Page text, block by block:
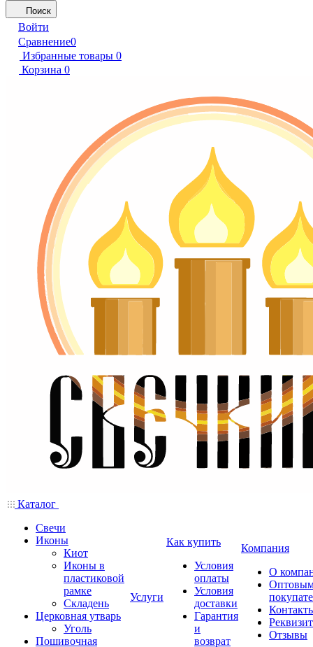
Поиск
Войти
Сравнение0
Избранные товары 0
Корзина 0
Каталог
Свечи
Иконы
Киот
Иконы в
пластиковой
рамке
Складень
Церковная утварь
Уголь
Пошивочная
Услуги
Как купить
Условия
оплаты
Условия
доставки
Гарантия
и
возврат
Компания
О
Отзывы